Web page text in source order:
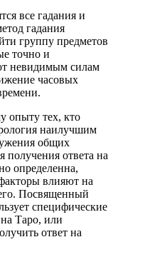
все гадания и
гадания
группу предметов
точно и
невидимым силам
часовых
опыту тех, кто
наилучшим
общих
ответа на
определенна,
влияют на
Посвященный
специфические
Таро, или
ответ на